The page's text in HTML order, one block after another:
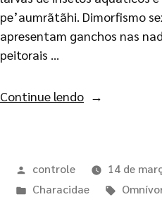
pe’aumrãtãhi. Dimorfismo
apresentam ganchos nas
peitorais …
Continue lendo
controle
14 de
Characidae